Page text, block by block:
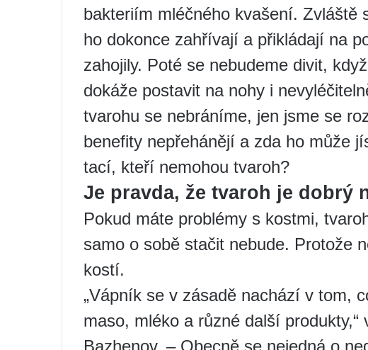
bakteriím mléčného kvašení. Zvláště
ho dokonce zahřívají a přikládají na
zahojily. Poté se nebudeme divit,
dokáže postavit na nohy i
tvarohu se nebráníme, jen jsme se
benefity nepřehánějí a zda ho může
tací, kteří nemohou tvaroh?
Je pravda, že tvaroh je dobrý
Pokud máte problémy s kostmi,
samo o sobě stačit nebude. Protože
kostí.
„Vápník se v zásadě nachází v tom,
maso, mléko a různé další
Bazhenov. – Obecně se nejedná o